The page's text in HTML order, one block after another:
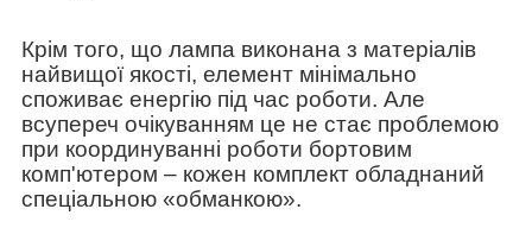
Крім того, що лампа виконана з матеріалів
найвищої якості, елемент мінімально
споживає енергію під час роботи. Але
всупереч очікуванням це не стає проблемою
при координуванні роботи бортовим
комп'ютером – кожен комплект обладнаний
спеціальною «обманкою».